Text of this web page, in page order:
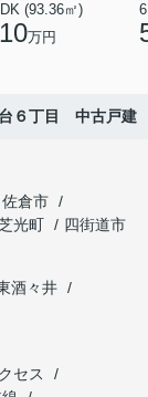
(93.36㎡)
万円
６丁目 中古戸建
佐倉市
光町
四街道市
酒々井
セス